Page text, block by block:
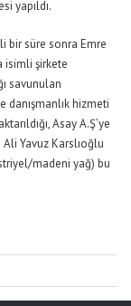
yapıldı.
bir süre sonra Emre
isimli şirkete
savunulan
danışmanlık hizmeti
Asay A.Ş’ye
Ali Yavuz Karslıoğlu
madeni yağ) bu